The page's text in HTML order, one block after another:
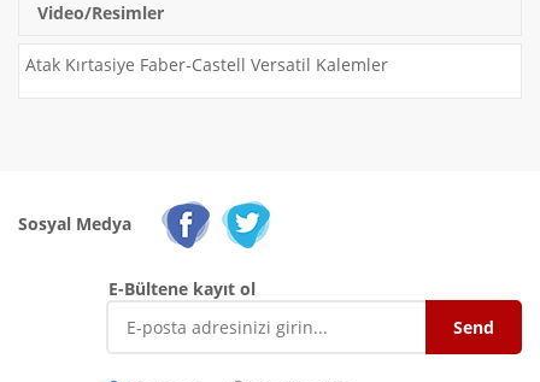
Video/Resimler
Atak Kırtasiye Faber-Castell Versatil Kalemler
Sosyal Medya
E-Bültene kayıt ol